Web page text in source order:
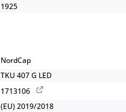
1925
NordCap
TKU 407 G LED
1713106
(EU) 2019/2018